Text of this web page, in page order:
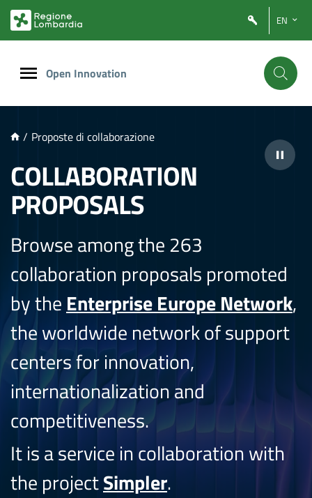
PRINCIPALE
EN
Open Innovation
/ Proposte di collaborazione
COLLABORATION
PROPOSALS
Browse among the 263
collaboration proposals promoted
by the Enterprise Europe Network,
the worldwide network of support
centers for innovation,
internationalization and
competitiveness.
It is a service in collaboration with
the projectSimpler.